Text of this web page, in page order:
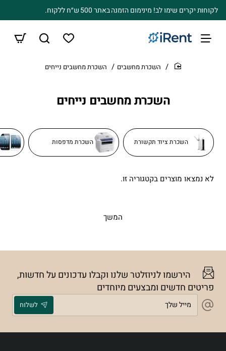
לקוחות יקרים שימו לב! מינימום הזמנה באתר 500 ש״ח ללקוח.
השכרת מחשבים נייחים
home
השכרת מחשבים השכרת מחשבים נייחים
השכרת ציוד תקשורת השכרת מדפסות
לא נמצאו מוצרים בקטגוריה זו.
המשך
הירשמו לניוזלטר שלנו וקבלו עדכונים על חדשות,
פריטים חדשים ומבצעים מיוחדים
מייל
שלך
לשלוח